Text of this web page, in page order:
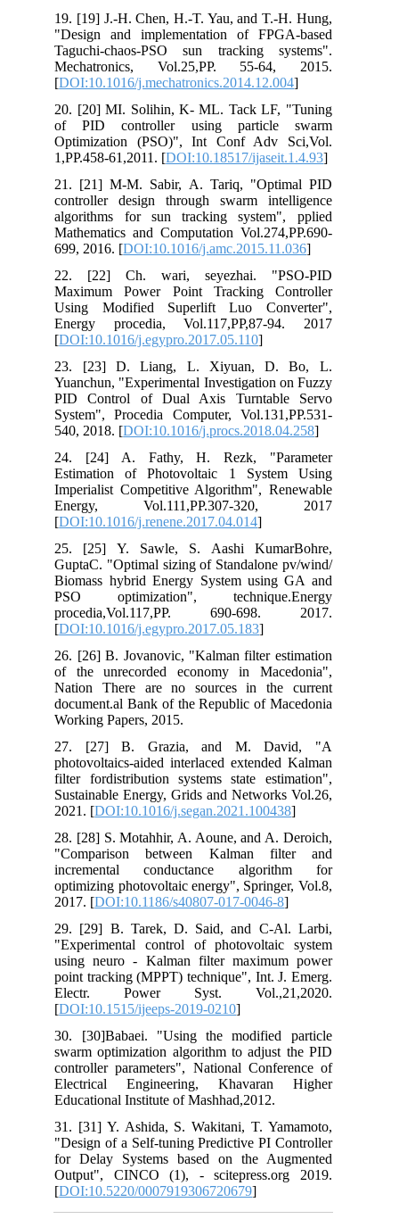
19. [19] J.-H. Chen, H.-T. Yau, and T.-H. Hung,
"Design and implementation of FPGA-based
Taguchi-chaos-PSO sun tracking systems".
Mechatronics, Vol.25,PP. 55-64, 2015.
[DOI:10.1016/j.mechatronics.2014.12.004
20. [20] MI. Solihin, K- ML. Tack LF, "Tuning
of PID controller using particle swarm
Optimization (PSO)", Int Conf Adv Sci,Vol.
1,PP.458-61,2011. [DOI:10.18517/ijaseit.1.4.93
21. [21] M-M. Sabir, A. Tariq, "Optimal PID
controller design through swarm intelligence
algorithms for sun tracking system", pplied
Mathematics and Computation Vol.274,PP.690-
699, 2016. [DOI:10.1016/j.amc.2015.11.036
22. [22] Ch. wari, seyezhai. "PSO-PID
Maximum Power Point Tracking Controller
Using Modified Superlift Luo Converter",
Energy procedia, Vol.117,PP,87-94. 2017
[DOI:10.1016/j.egypro.2017.05.110
23. [23] D. Liang, L. Xiyuan, D. Bo, L.
Yuanchun, "Experimental Investigation on Fuzzy
PID Control of Dual Axis Turntable Servo
System", Procedia Computer, Vol.131,PP.531-
540, 2018. [DOI:10.1016/j.procs.2018.04.258
24. [24] A. Fathy, H. Rezk, "Parameter
Estimation of Photovoltaic 1 System Using
Imperialist Competitive Algorithm", Renewable
Energy, Vol.111,PP.307-320, 2017
[DOI:10.1016/j.renene.2017.04.014
25. [25] Y. Sawle, S. Aashi KumarBohre,
GuptaC. "Optimal sizing of Standalone pv/wind/
Biomass hybrid Energy System using GA and
PSO optimization", technique.Energy
procedia,Vol.117,PP. 690-698. 2017.
[DOI:10.1016/j.egypro.2017.05.183
26. [26] B. Jovanovic, "Kalman filter estimation
of the unrecorded economy in Macedonia",
Nation There are no sources in the current
document.al Bank of the Republic of Macedonia
Working Papers, 2015.
27. [27] B. Grazia, and M. David, "A
photovoltaics-aided interlaced extended Kalman
filter fordistribution systems state estimation",
Sustainable Energy, Grids and Networks Vol.26,
2021. [DOI:10.1016/j.segan.2021.100438
28. [28] S. Motahhir, A. Aoune, and A. Deroich,
"Comparison between Kalman filter and
incremental conductance algorithm for
optimizing photovoltaic energy", Springer, Vol.8,
2017. [DOI:10.1186/s40807-017-0046-8
29. [29] B. Tarek, D. Said, and C-Al. Larbi,
"Experimental control of photovoltaic system
using neuro - Kalman filter maximum power
point tracking (MPPT) technique", Int. J. Emerg.
Electr. Power Syst. Vol.,21,2020.
[DOI:10.1515/ijeeps-2019-0210
30. [30]Babaei. "Using the modified particle
swarm optimization algorithm to adjust the PID
controller parameters", National Conference of
Electrical Engineering, Khavaran Higher
Educational Institute of Mashhad,2012.
31. [31] Y. Ashida, S. Wakitani, T. Yamamoto,
"Design of a Self-tuning Predictive PI Controller
for Delay Systems based on the Augmented
Output", CINCO (1), - scitepress.org 2019.
[DOI:10.5220/0007919306720679